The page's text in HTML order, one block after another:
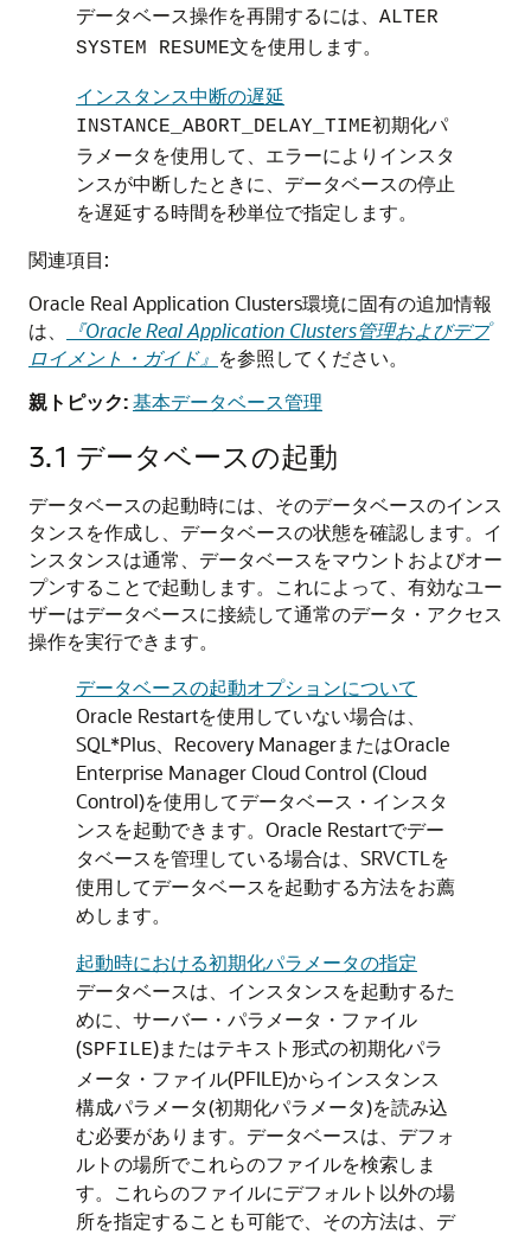
データベース操作を再開するには、 ALTER
SYSTEM RESUME文を使用します。
インスタンス中断の遅延
INSTANCE_ABORT_DELAY_TIME初期化パ
ラメータを使用して、エラーによりインスタ
ンスが中断したときに、データベースの停止
を遅延する時間を秒単位で指定します。
関連項目:
Oracle Real Application Clusters環境に固有の追加情報
は、
『Oracle Real Application Clusters管理およびデプ
ロイメント・ガイド』 を参照してください。
親トピック:基本データベース管理
3.1 データベースの起動
データベースの起動時には、そのデータベースのインス
タンスを作成し、データベースの状態を確認します。イ
ンスタンスは通常、データベースをマウントおよびオー
プンすることで起動します。これによって、有効なユー
ザーはデータベースに接続して通常のデータ・アクセス
操作を実行できます。
データベースの起動オプションについて
Oracle Restartを使用していない場合は、
SQL*Plus、Recovery ManagerまたはOracle
Enterprise Manager Cloud Control (Cloud
Control)を使用してデータベース・インスタ
ンスを起動できます。Oracle Restartでデー
タベースを管理している場合は、SRVCTLを
使用してデータベースを起動する方法をお薦
めします。
起動時における初期化パラメータの指定
データベースは、インスタンスを起動するた
めに、サーバー・パラメータ・ファイル
(SPFILE)またはテキスト形式の初期化パラ
メータ・ファイル(PFILE)からインスタンス
構成パラメータ(初期化パラメータ)を読み込
む必要があります。データベースは、デフォ
ルトの場所でこれらのファイルを検索しま
す。これらのファイルにデフォルト以外の場
所を指定することも可能で、その方法は、デ